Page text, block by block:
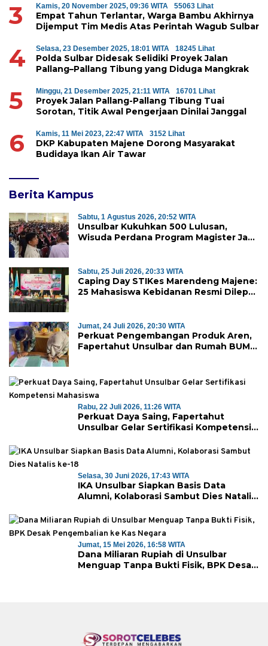
3 Kamis, 20 November 2025, 09:36 WITA 55063 Lihat
Empat Tahun Terlantar, Warga Bambu Akhirnya
Dijemput Tim Medis Atas Perintah Wagub Sulbar
4 Selasa, 23 Desember 2025, 18:01 WITA 18245 Lihat
Polda Sulbar Didesak Selidiki Proyek Jalan
Pallang–Pallang Tibung yang Diduga Mangkrak
5 Minggu, 21 Desember 2025, 21:11 WITA 16701 Lihat
Proyek Jalan Pallang-Pallang Tibung Tuai
Sorotan, Titik Awal Pengerjaan Dinilai Janggal
6 Kamis, 11 Mei 2023, 22:47 WITA 3152 Lihat
DKP Kabupaten Majene Dorong Masyarakat
Budidaya Ikan Air Tawar
Berita Kampus
Sabtu, 1 Agustus 2026, 20:52 WITA
Unsulbar Kukuhkan 500 Lulusan,
Wisuda Perdana Program Magister Jadi
Sabtu, 25 Juli 2026, 20:33 WITA
Caping Day STIKes Marendeng Majene:
25 Mahasiswa Kebidanan Resmi Dilepas
Jumat, 24 Juli 2026, 20:30 WITA
Perkuat Pengembangan Produk Aren,
Fapertahut Unsulbar dan Rumah BUMN
Rabu, 22 Juli 2026, 11:26 WITA
Perkuat Daya Saing, Fapertahut
Unsulbar Gelar Sertifikasi Kompetensi
Selasa, 30 Juni 2026, 17:43 WITA
IKA Unsulbar Siapkan Basis Data
Alumni, Kolaborasi Sambut Dies Natalis
Jumat, 15 Mei 2026, 16:58 WITA
Dana Miliaran Rupiah di Unsulbar
Menguap Tanpa Bukti Fisik, BPK Desak